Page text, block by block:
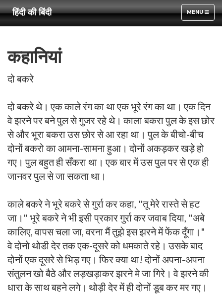
TOGGLE
NAVIGATION
MENU
हिंदी की बिंदी
कहानियां
दो बकरे
दो बकरे थे। एक काले रंग का था एक भूरे रंग का था। एक दिन
वे झरने पर बने पुल से गुजर रहे थे। काला बकरा पुल के इस छोर
से और भूरा बकरा उस छोर से आ रहा था। पुल के बीचो-बीच
दोनों बकरो का आमना-सामना हुआ। दोनों अकड़कर खड़े हो
गए। पुल बहुत ही सँकरा था। एक बार में उस पुल पर से एक ही
जानवर पुल से जा सकता था।
काले बकरे ने भूरे बकरे से गुर्रा कर कहा, "तू मेरे रास्ते से हट
जा।" भूरे बकरे ने भी इसी प्रकार गुर्रा कर जवाब दिया, "अबे
कालिए, वापस चला जा, वरना मैं तुझे इस झरने में फेंक दूँगा।"
वे दोनो थोडी देर तक एक-दूसरे को धमकाते रहे। उसके बाद
दोनों एक दूसरे से भिड़ गए। फिर क्या था! दोनों अपना-अपना
संतुलन खो बैठे और लड़खड़ाकर झरने मे जा गिरे। वे झरने की
धारा के साथ बहने लगे। थोड़ी देर में ही दोनों डूब कर मर गए।